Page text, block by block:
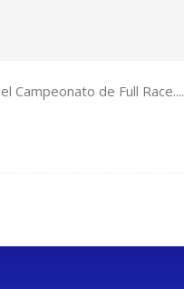
Campeonato de Full Race....